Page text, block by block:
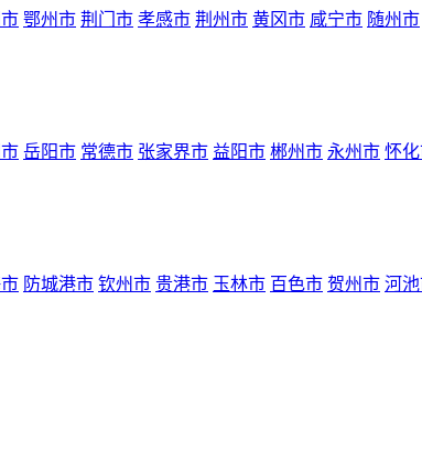
鄂州市 荆门市 孝感市 荆州市 黄冈市 咸宁市 随州市
岳阳市 常德市 张家界市 益阳市 郴州市 永州市 怀
防城港市 钦州市 贵港市 玉林市 百色市 贺州市 河